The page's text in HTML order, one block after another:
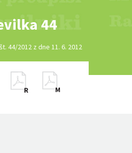
44
44/2012 z dne 11. 6. 2012